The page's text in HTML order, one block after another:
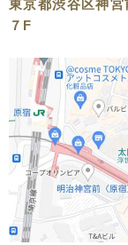
東京都渋谷区神
７F